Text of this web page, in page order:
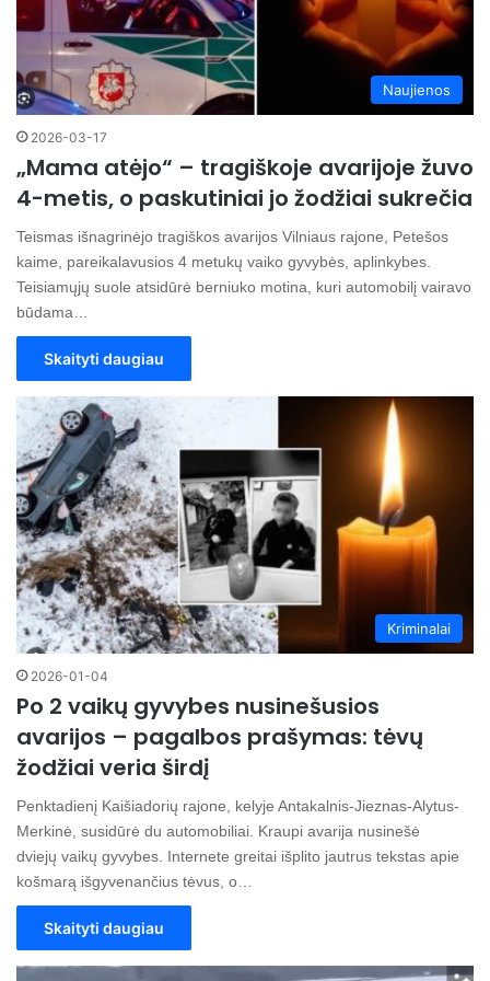
Naujienos
2026-03-17
„Mama atėjo“ – tragiškoje avarijoje žuvo
4-metis, o paskutiniai jo žodžiai sukrečia
Teismas išnagrinėjo tragiškos avarijos Vilniaus rajone, Petešos
kaime, pareikalavusios 4 metukų vaiko gyvybės, aplinkybes.
Teisiamųjų suole atsidūrė berniuko motina, kuri automobilį vairavo
būdama…
Skaityti daugiau
Kriminalai
2026-01-04
Po 2 vaikų gyvybes nusinešusios
avarijos – pagalbos prašymas: tėvų
žodžiai veria širdį
Penktadienį Kaišiadorių rajone, kelyje Antakalnis-Jieznas-Alytus-
Merkinė, susidūrė du automobiliai. Kraupi avarija nusinešė
dviejų vaikų gyvybes. Internete greitai išplito jautrus tekstas apie
košmarą išgyvenančius tėvus, o…
Skaityti daugiau